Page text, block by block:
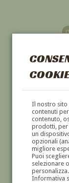
Il nostro sito
contenuti
contenuto,
prodotti, per
un
opzionali
migliore
Puoi
selezionare
Informativa